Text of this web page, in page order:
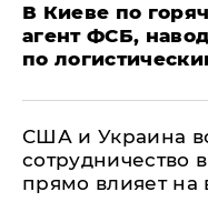
В Киеве по
агент ФСБ,
по
США и Украина
сотрудничество
прямо влияет на